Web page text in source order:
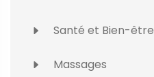
Santé et Bien-être
Massages